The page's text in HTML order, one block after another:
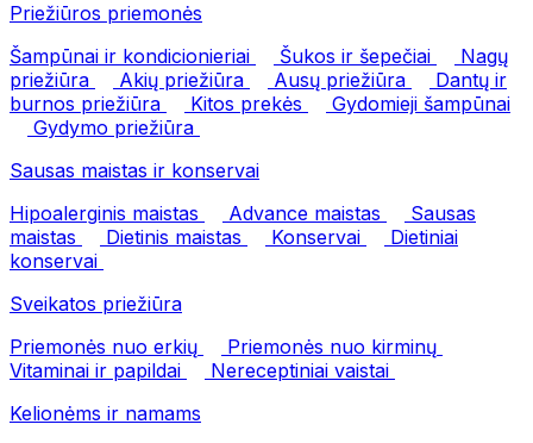
Priežiūros priemonės
Šampūnai ir kondicionieriai
Šukos ir šepečiai
Nagų
priežiūra
Akių priežiūra Ausų priežiūra
Dantų ir
burnos priežiūra
Kitos prekės
Gydomieji šampūnai
Gydymo priežiūra
Sausas maistas ir konservai
Hipoalerginis maistas
Advance maistas
Sausas
maistas
Dietinis maistas Konservai
Dietiniai
konservai
Sveikatos priežiūra
Priemonės nuo erkių
Priemonės nuo kirminų
Vitaminai ir papildai
Nereceptiniai vaistai
Kelionėms ir namams